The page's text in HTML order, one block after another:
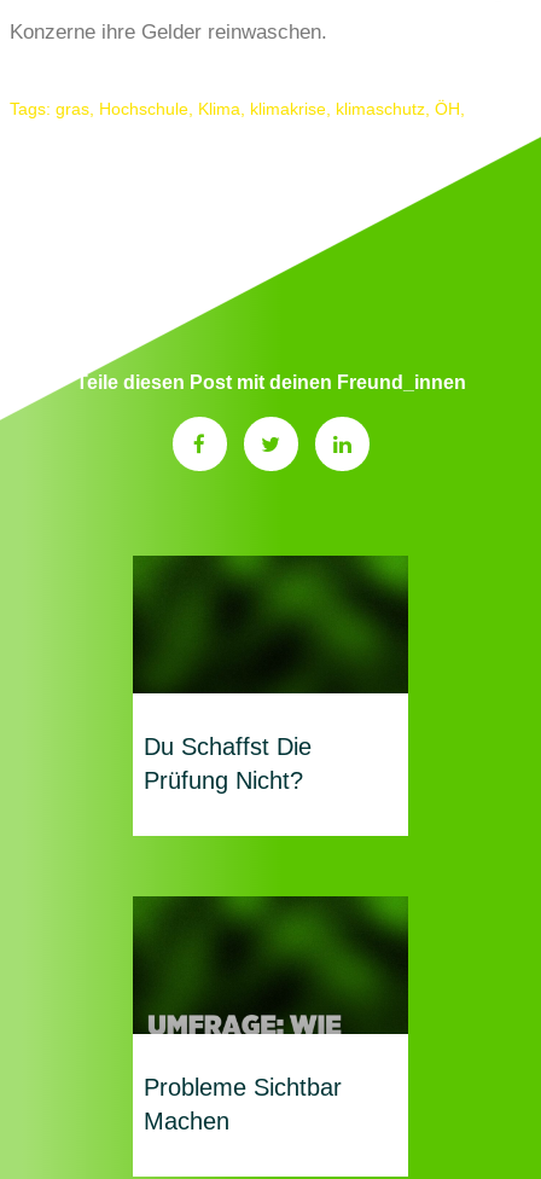
Konzerne ihre Gelder reinwaschen.
Tags: gras Hochschule Klima klimakrise klimaschutz ÖH
Teile diesen Post mit deinen Freund_innen
Du Schaffst Die
Prüfung Nicht?
Probleme Sichtbar
Machen